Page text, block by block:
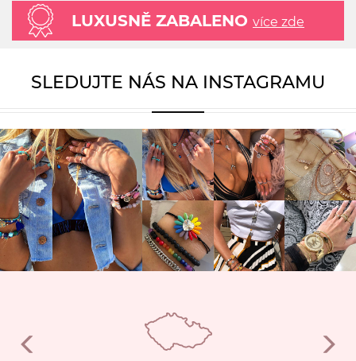
LUXUSNĚ ZABALENO více zde
SLEDUJTE NÁS NA INSTAGRAMU